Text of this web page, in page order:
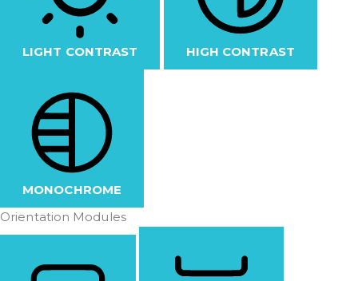
LIGHT CONTRAST HIGH CONTRAST
MONOCHROME
Orientation Modules